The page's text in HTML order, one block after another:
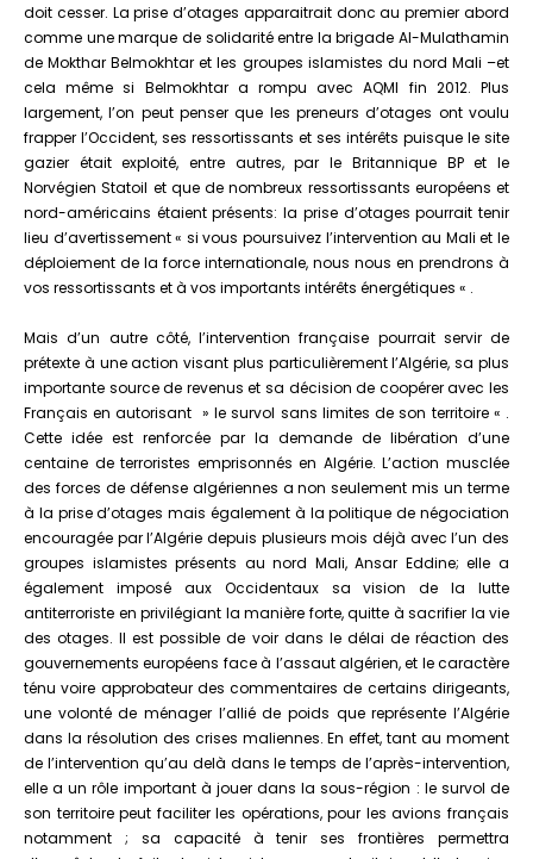
doit cesser. La prise d’otages apparaitrait donc au premier abord
comme une marque de solidarité entre la brigade Al-Mulathamin
de Mokthar Belmokhtar et les groupes islamistes du nord Mali –et
cela même si Belmokhtar a rompu avec AQMI fin 2012. Plus
largement, l’on peut penser que les preneurs d’otages ont voulu
frapper l’Occident, ses ressortissants et ses intérêts puisque le site
gazier était exploité, entre autres, par le Britannique BP et le
Norvégien Statoil et que de nombreux ressortissants européens et
nord-américains étaient présents: la prise d’otages pourrait tenir
lieu d’avertissement « si vous poursuivez l’intervention au Mali et le
déploiement de la force internationale, nous nous en prendrons à
vos ressortissants et à vos importants intérêts énergétiques « .
Mais d’un autre côté, l’intervention française pourrait servir de
prétexte à une action visant plus particulièrement l’Algérie, sa plus
importante source de revenus et sa décision de coopérer avec les
Français en autorisant » le survol sans limites de son territoire « .
Cette idée est renforcée par la demande de libération d’une
centaine de terroristes emprisonnés en Algérie. L’action musclée
des forces de défense algériennes a non seulement mis un terme
à la prise d’otages mais également à la politique de négociation
encouragée par l’Algérie depuis plusieurs mois déjà avec l’un des
groupes islamistes présents au nord Mali, Ansar Eddine; elle a
également imposé aux Occidentaux sa vision de la lutte
antiterroriste en privilégiant la manière forte, quitte à sacrifier la vie
des otages. Il est possible de voir dans le délai de réaction des
gouvernements européens face à l’assaut algérien, et le caractère
ténu voire approbateur des commentaires de certains dirigeants,
une volonté de ménager l’allié de poids que représente l’Algérie
dans la résolution des crises maliennes. En effet, tant au moment
de l’intervention qu’au delà dans le temps de l’après-intervention,
elle a un rôle important à jouer dans la sous-région : le survol de
son territoire peut faciliter les opérations, pour les avions français
notamment ; sa capacité à tenir ses frontières permettra